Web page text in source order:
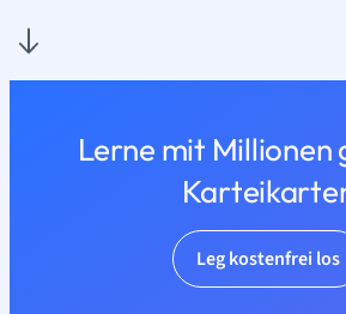
Lerne mit Millionen
Leg kostenfrei los